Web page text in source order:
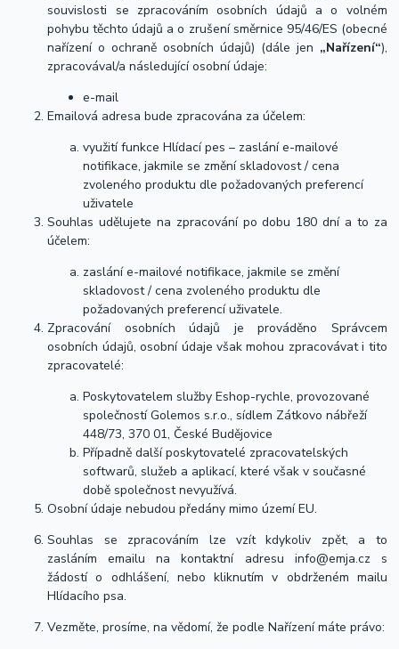
souvislosti se zpracováním osobních údajů a o volném
pohybu těchto údajů a o zrušení směrnice 95/46/ES (obecné
nařízení o ochraně osobních údajů) (dále jen „Nařízení“),
zpracovával/a následující osobní údaje:
e-mail
Emailová adresa bude zpracována za účelem:
využití funkce Hlídací pes – zaslání e-mailové
notifikace, jakmile se změní skladovost / cena
zvoleného produktu dle požadovaných preferencí
uživatele
Souhlas udělujete na zpracování po dobu 180 dní a to za
účelem:
zaslání e-mailové notifikace, jakmile se změní
skladovost / cena zvoleného produktu dle
požadovaných preferencí uživatele.
Zpracování osobních údajů je prováděno Správcem
osobních údajů, osobní údaje však mohou zpracovávat i tito
zpracovatelé:
Poskytovatelem služby Eshop-rychle, provozované
společností Golemos s.r.o., sídlem Zátkovo nábřeží
448/73, 370 01, České Budějovice
Případně další poskytovatelé zpracovatelských
softwarů, služeb a aplikací, které však v současné
době společnost nevyužívá.
Osobní údaje nebudou předány mimo území EU.
Souhlas se zpracováním lze vzít kdykoliv zpět, a to
zasláním emailu na kontaktní adresu info@emja.cz s
žádostí o odhlášení, nebo kliknutím v obdrženém mailu
Hlídacího psa.
Vezměte, prosíme, na vědomí, že podle Nařízení máte právo: